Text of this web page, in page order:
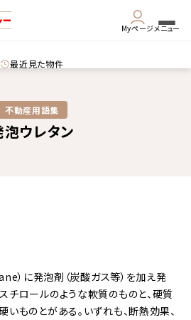
Myページメニュー
最近見た物件
不動産用語集​
泡ウレタン
）に発泡剤（炭酸ガス等）を加え発
チロールのような軟質のものと、硬質
いものとがある。いずれも、断熱効果、